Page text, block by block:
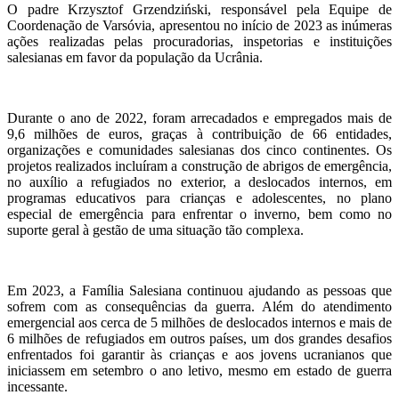
O padre Krzysztof Grzendziński, responsável pela Equipe de
Coordenação de Varsóvia, apresentou no início de 2023 as inúmeras
ações realizadas pelas procuradorias, inspetorias e instituições
salesianas em favor da população da Ucrânia.
Durante o ano de 2022, foram arrecadados e empregados mais de
9,6 milhões de euros, graças à contribuição de 66 entidades,
organizações e comunidades salesianas dos cinco continentes. Os
projetos realizados incluíram a construção de abrigos de emergência,
no auxílio a refugiados no exterior, a deslocados internos, em
programas educativos para crianças e adolescentes, no plano
especial de emergência para enfrentar o inverno, bem como no
suporte geral à gestão de uma situação tão complexa.
Em 2023, a Família Salesiana continuou ajudando as pessoas que
sofrem com as consequências da guerra. Além do atendimento
emergencial aos cerca de 5 milhões de deslocados internos e mais de
6 milhões de refugiados em outros países, um dos grandes desafios
enfrentados foi garantir às crianças e aos jovens ucranianos que
iniciassem em setembro o ano letivo, mesmo em estado de guerra
incessante.